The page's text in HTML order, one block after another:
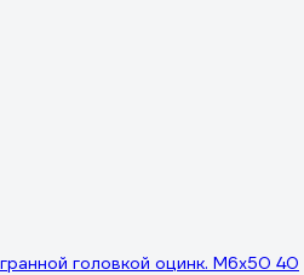
головкой оцинк. М6x50 40